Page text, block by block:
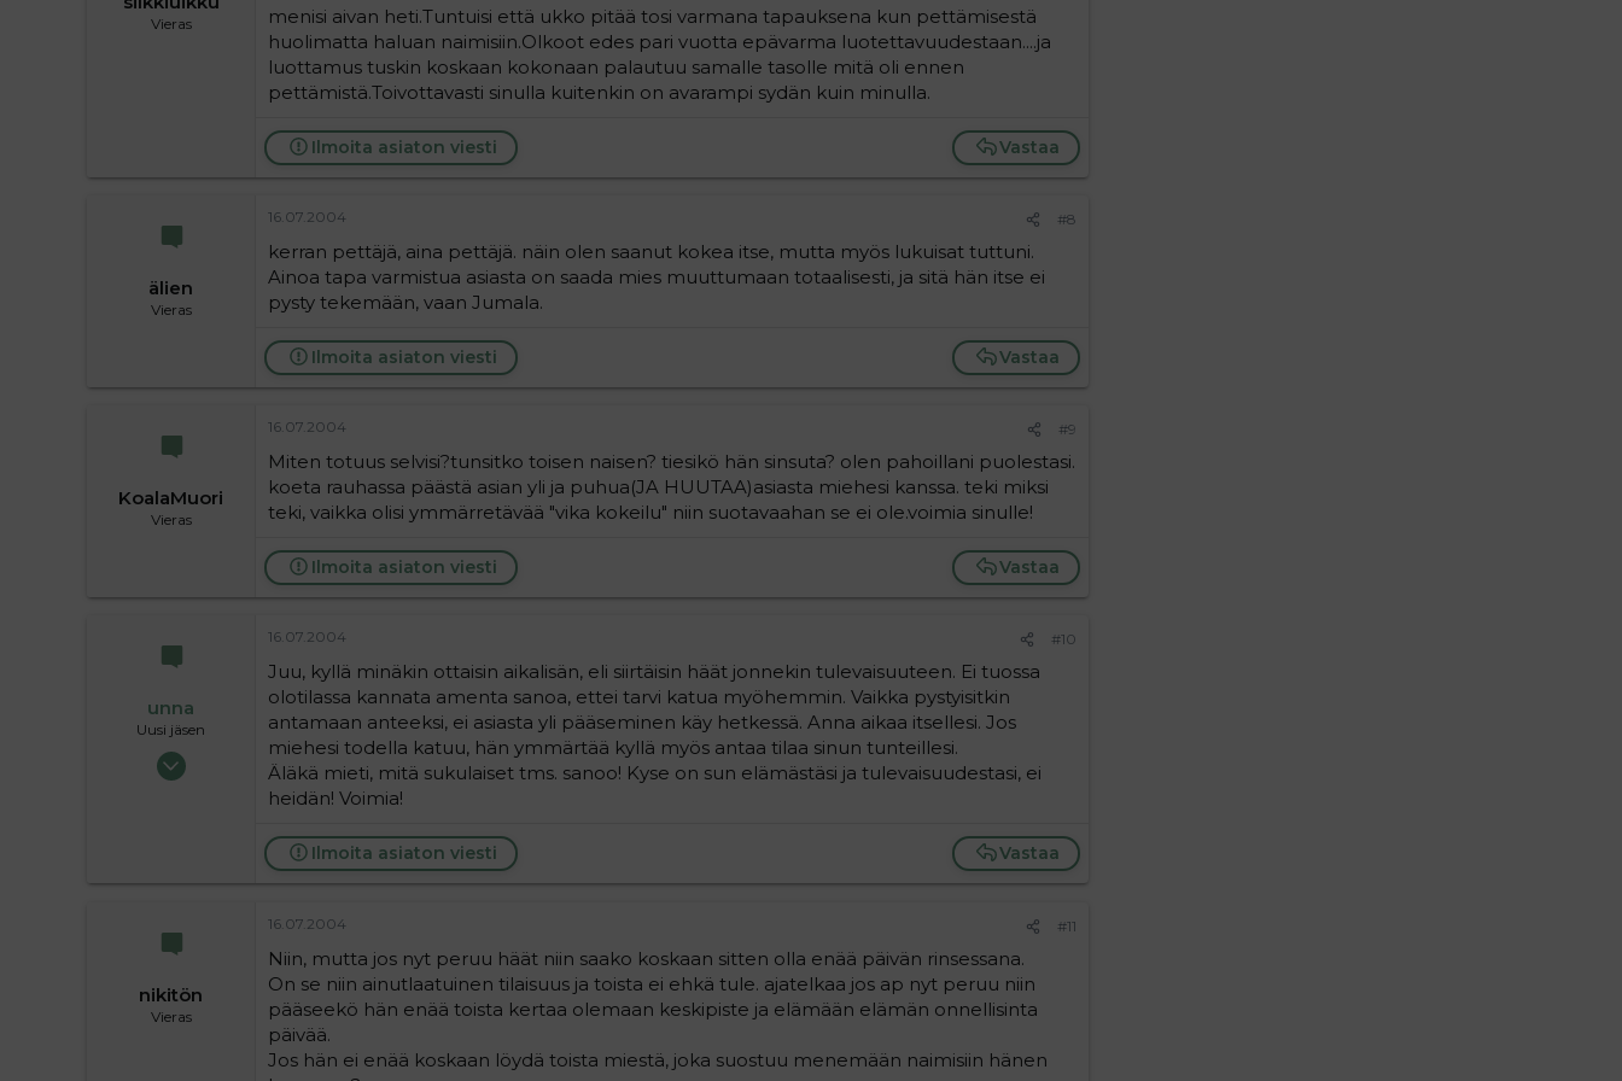
Vieras
menisi aivan heti.Tuntuisi että ukko pitää tosi varmana tapauksena kun pettämisestä
huolimatta haluan naimisiin.Olkoot edes pari vuotta epävarma luotettavuudestaan....ja
luottamus tuskin koskaan kokonaan palautuu samalle tasolle mitä oli ennen
pettämistä.Toivottavasti sinulla kuitenkin on avarampi sydän kuin minulla.
Vastaa
Ilmoita asiaton viesti
älien
Vieras
16.07.2004 #8
kerran pettäjä, aina pettäjä. näin olen saanut kokea itse, mutta myös lukuisat tuttuni.
Ainoa tapa varmistua asiasta on saada mies muuttumaan totaalisesti, ja sitä hän itse ei
pysty tekemään, vaan Jumala.
Vastaa
Ilmoita asiaton viesti
KoalaMuori
Vieras
16.07.2004 #9
Miten totuus selvisi?tunsitko toisen naisen? tiesikö hän sinsuta? olen pahoillani puolestasi.
koeta rauhassa päästä asian yli ja puhua(JA HUUTAA)asiasta miehesi kanssa. teki miksi
teki, vaikka olisi ymmärretävää "vika kokeilu" niin suotavaahan se ei ole.voimia sinulle!
Vastaa
Ilmoita asiaton viesti
unna
Uusi jäsen
17.05.2004
16.07.2004 #10
Juu, kyllä minäkin ottaisin aikalisän, eli siirtäisin häät jonnekin tulevaisuuteen. Ei tuossa
olotilassa kannata amenta sanoa, ettei tarvi katua myöhemmin. Vaikka pystyisitkin
antamaan anteeksi, ei asiasta yli pääseminen käy hetkessä. Anna aikaa itsellesi. Jos
miehesi todella katuu, hän ymmärtää kyllä myös antaa tilaa sinun tunteillesi.
Äläkä mieti, mitä sukulaiset tms. sanoo! Kyse on sun elämästäsi ja tulevaisuudestasi, ei
heidän! Voimia!
Vastaa
Ilmoita asiaton viesti
nikitön
Vieras
16.07.2004 #11
Niin, mutta jos nyt peruu häät niin saako koskaan sitten olla enää päivän rinsessana.
On se niin ainutlaatuinen tilaisuus ja toista ei ehkä tule. ajatelkaa jos ap nyt peruu niin
pääseekö hän enää toista kertaa olemaan keskipiste ja elämään elämän onnellisinta
päivää.
Jos hän ei enää koskaan löydä toista miestä, joka suostuu menemään naimisiin hänen